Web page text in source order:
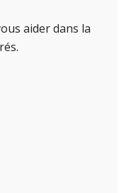
aider dans la